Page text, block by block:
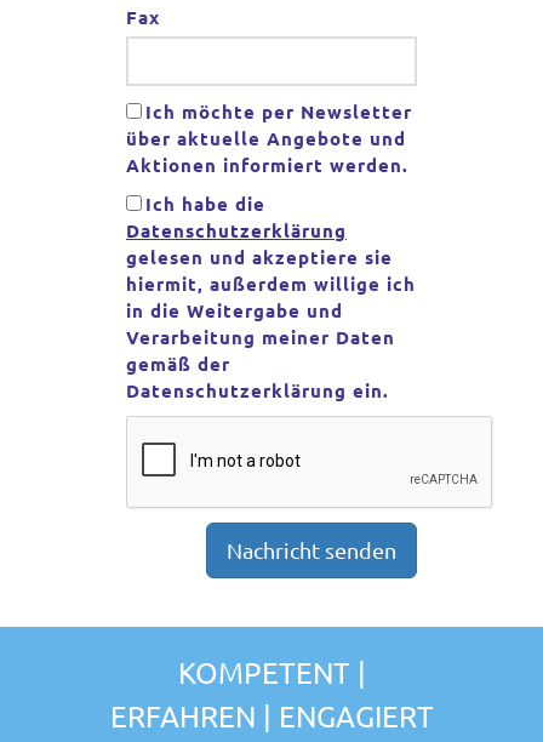
Fax
Ich möchte per Newsletter
über aktuelle Angebote und
Aktionen informiert werden.
Ich habe die
Datenschutzerklärung
gelesen und akzeptiere sie
hiermit, außerdem willige ich
in die Weitergabe und
Verarbeitung meiner Daten
gemäß der
Datenschutzerklärung ein.
KOMPETENT |
ERFAHREN | ENGAGIERT